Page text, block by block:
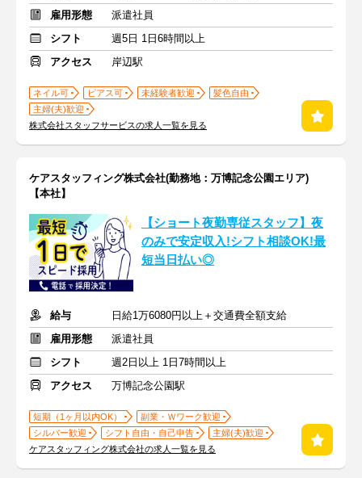
雇用形態
派遣社員
シフト
週5日 1日6時間以上
アクセス
岸辺駅
ネイル可 ピアス可 未経験者歓迎
髪色自由
主婦(夫)歓迎
株式会社スタッフサービスの求人一覧を見る
ケアスタッフィング株式会社(勤務地：万博記念公園エリア)
【本社】
【ショート夜勤専従スタッフ】夜
のみで安定収入!シフト相談OK!最
短当日払い◎
給与
日給1万6080円以上＋交通費全額支給
雇用形態
派遣社員
シフト
週2日以上 1日7時間以上
アクセス
万博記念公園駅
短期（1ヶ月以内OK）
副業・Ｗワーク歓迎
シルバー歓迎
シフト自由・自己申告
主婦(夫)歓迎
ケアスタッフィング株式会社の求人一覧を見る